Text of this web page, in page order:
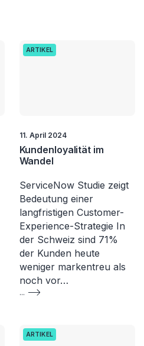
ARTIKEL
11. April 2024
Kundenloyalität im
Wandel
ServiceNow Studie zeigt
Bedeutung einer
langfristigen Customer-
Experience-Strategie In
der Schweiz sind 71%
der Kunden heute
weniger markentreu als
noch vor…
...
ARTIKEL